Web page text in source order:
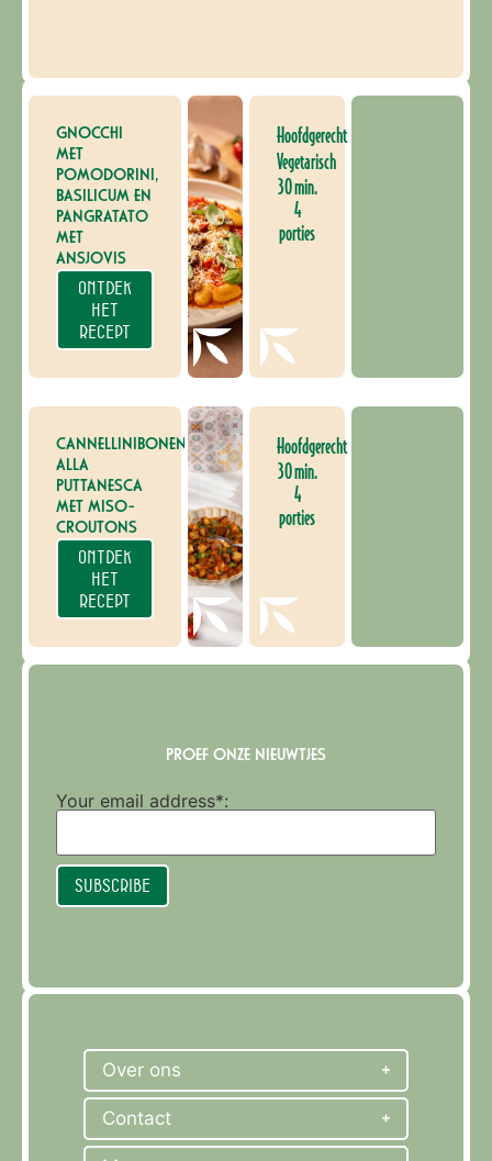
GNOCCHI
MET
POMODORINI,
BASILICUM EN
PANGRATATO
MET
ANSJOVIS
ONTDEK
HET
RECEPT
Hoofdgerecht
Vegetarisch
30 min.
4
porties
CANNELLINIBONEN
ALLA
PUTTANESCA
MET MISO-
CROUTONS
ONTDEK
HET
RECEPT
Hoofdgerecht
30 min.
4
porties
PROEF ONZE NIEUWTJES
Your email address*:
Subscribe
Over ons
Contact